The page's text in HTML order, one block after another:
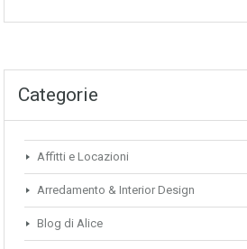
Categorie
Affitti e Locazioni
Arredamento & Interior Design
Blog di Alice